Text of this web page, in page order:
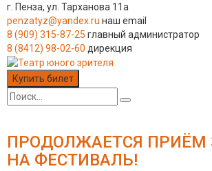
г. Пенза, ул. Тарханова 11а
penzatyz@yandex.ru наш email
8 (909) 315-87-25 главный администратор
8 (8412) 98-02-60 дирекция
Купить билет
ПРОДОЛЖАЕТСЯ ПРИЁМ
НА ФЕСТИВАЛЬ!